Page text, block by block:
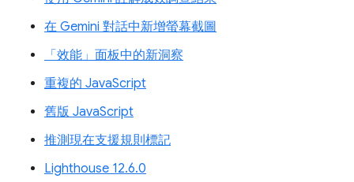
在 Gemini 對話中新增螢幕截圖
「效能」面板中的新洞察
重複的 JavaScript
舊版 JavaScript
推測現在支援規則標記
Lighthouse 12.6.0